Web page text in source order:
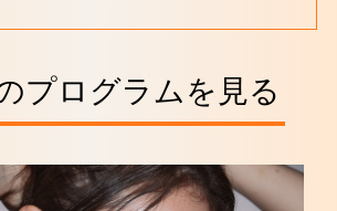
プログラムを見る